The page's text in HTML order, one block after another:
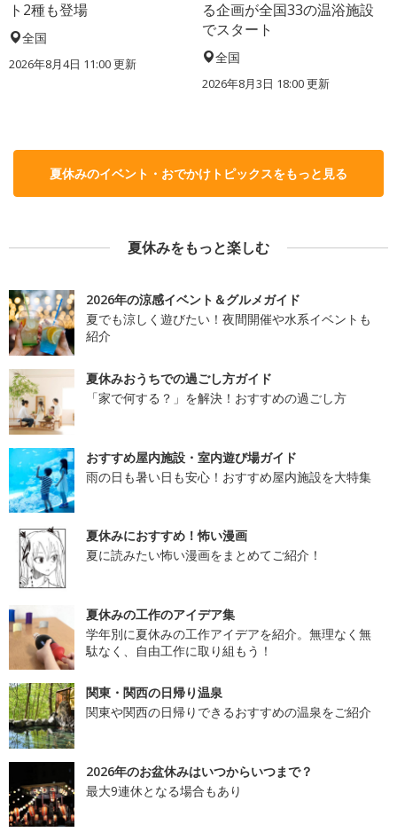
ト2種も登場
全国
2026年8月4日 11:00更新
る企画が全国33の温浴施設
でスタート
全国
2026年8月3日 18:00更新
夏休みのイベント・おでかけトピックスをもっと見る
夏休みをもっと楽しむ
2026年の涼感イベント＆グルメガイド
夏でも涼しく遊びたい！夜間開催や水系イベントも
紹介
夏休みおうちでの過ごし方ガイド
「家で何する？」を解決！おすすめの過ごし方
おすすめ屋内施設・室内遊び場ガイド
雨の日も暑い日も安心！おすすめ屋内施設を大特集
夏休みにおすすめ！怖い漫画
夏に読みたい怖い漫画をまとめてご紹介！
夏休みの工作のアイデア集
学年別に夏休みの工作アイデアを紹介。無理なく無
駄なく、自由工作に取り組もう！
関東・関西の日帰り温泉
関東や関西の日帰りできるおすすめの温泉をご紹介
2026年のお盆休みはいつからいつまで？
最大9連休となる場合もあり